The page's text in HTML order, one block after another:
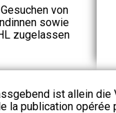
von
sowie
zugelassen
ist allein die
la publication